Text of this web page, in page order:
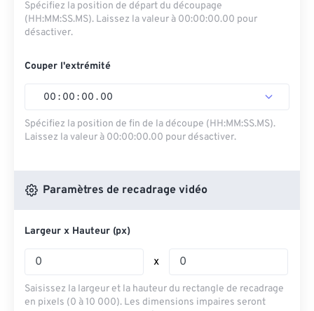
Spécifiez la position de départ du découpage
(HH:MM:SS.MS). Laissez la valeur à 00:00:00.00 pour
désactiver.
Couper l'extrémité
00 : 00 : 00 . 00
Spécifiez la position de fin de la découpe (HH:MM:SS.MS).
Laissez la valeur à 00:00:00.00 pour désactiver.
Paramètres de recadrage vidéo
Largeur x Hauteur (px)
x
Saisissez la largeur et la hauteur du rectangle de recadrage
en pixels (0 à 10 000). Les dimensions impaires seront